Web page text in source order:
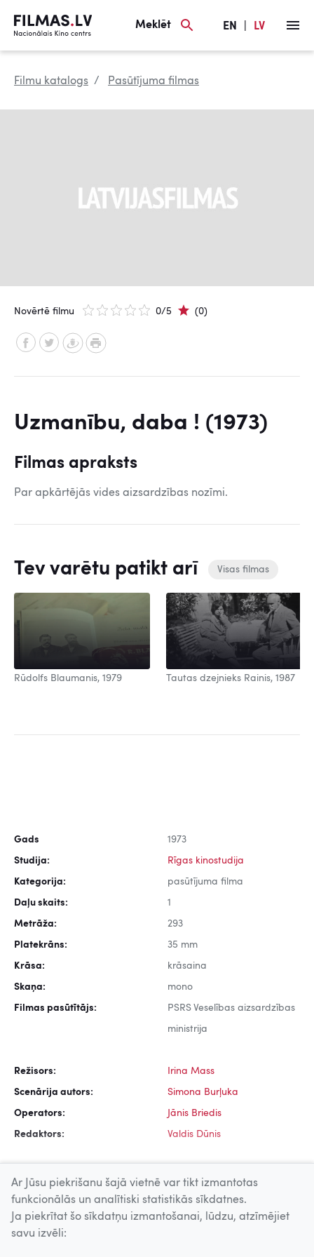
Meklēt EN LV
Filmu katalogs Pasūtījuma filmas
Novērtē filmu 0/5 (0)
Uzmanību, daba ! (1973)
Filmas apraksts
Par apkārtējās vides aizsardzības nozīmi.
Tev varētu patikt arī Visas filmas
Rūdolfs Blaumanis, 1979 Tautas dzejnieks Rainis, 1987
Gads 1973
Studija: Rīgas kinostudija
Kategorija: pasūtījuma filma
Daļu skaits: 1
Metrāža: 293
Platekrāns: 35 mm
Krāsa: krāsaina
Skaņa: mono
Filmas pasūtītājs: PSRS Veselības aizsardzības
ministrija
Režisors: Irina Mass
Scenārija autors: Simona Burļuka
Operators: Jānis Briedis
Redaktors: Valdis Dūnis
Uz augšu
Ar Jūsu piekrišanu šajā vietnē var tikt izmantotas
funkcionālās un analītiski statistikās sīkdatnes.
Ja piekrītat šo sīkdatņu izmantošanai, lūdzu, atzīmējiet
savu izvēli: